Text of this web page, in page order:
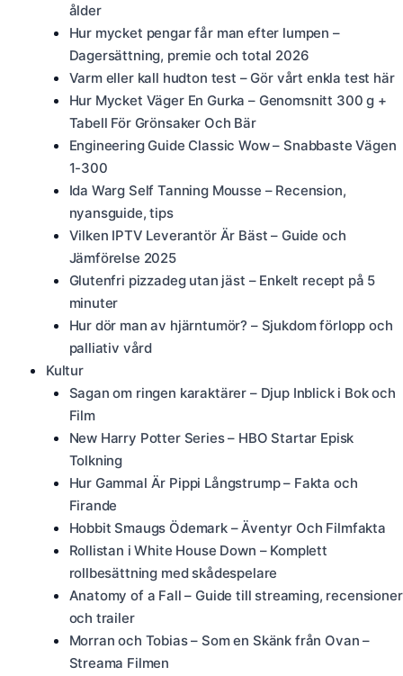
ålder
Hur mycket pengar får man efter lumpen –
Dagersättning, premie och total 2026
Varm eller kall hudton test – Gör vårt enkla test här
Hur Mycket Väger En Gurka – Genomsnitt 300 g +
Tabell För Grönsaker Och Bär
Engineering Guide Classic Wow – Snabbaste Vägen
1-300
Ida Warg Self Tanning Mousse – Recension,
nyansguide, tips
Vilken IPTV Leverantör Är Bäst – Guide och
Jämförelse 2025
Glutenfri pizzadeg utan jäst – Enkelt recept på 5
minuter
Hur dör man av hjärntumör? – Sjukdom förlopp och
palliativ vård
Kultur
Sagan om ringen karaktärer – Djup Inblick i Bok och
Film
New Harry Potter Series – HBO Startar Episk
Tolkning
Hur Gammal Är Pippi Långstrump – Fakta och
Firande
Hobbit Smaugs Ödemark – Äventyr Och Filmfakta
Rollistan i White House Down – Komplett
rollbesättning med skådespelare
Anatomy of a Fall – Guide till streaming, recensioner
och trailer
Morran och Tobias – Som en Skänk från Ovan –
Streama Filmen